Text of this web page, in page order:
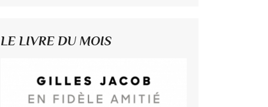
LE LIVRE DU MOIS